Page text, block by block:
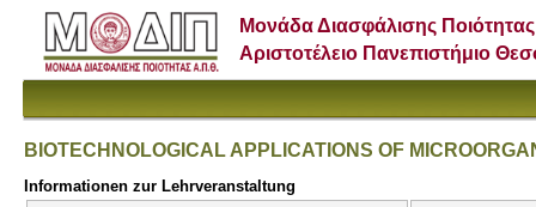
Μονάδα Διασφάλισης Ποιότητας
Αριστοτέλειο Πανεπιστήμιο
BIOTECHNOLOGICAL APPLICATIONS OF
Informationen zur Lehrveranstaltung